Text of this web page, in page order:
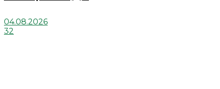
04.08.2026
32